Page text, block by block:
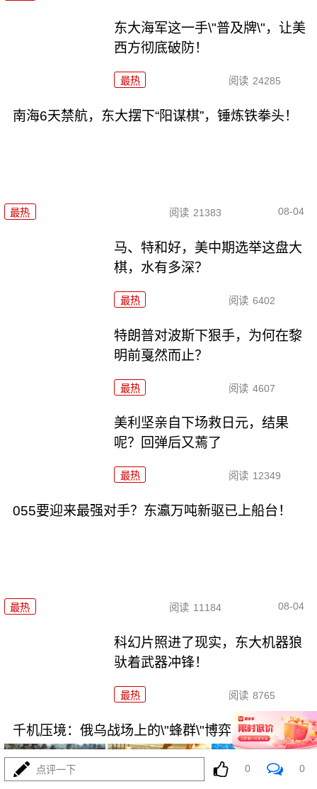
东大海军这一手\"普及牌\"，让美
西方彻底破防！
最热 阅读 24285
南海6天禁航，东大摆下“阳谋棋”，锤炼铁拳头！
最热 阅读 21383 08-04
马、特和好，美中期选举这盘大
棋，水有多深？
最热 阅读 6402
特朗普对波斯下狠手，为何在黎
明前戛然而止？
最热 阅读 4607
美利坚亲自下场救日元，结果
呢？回弹后又蔫了
最热 阅读 12349
055要迎来最强对手？东瀛万吨新驱已上船台！
最热 阅读 11184 08-04
科幻片照进了现实，东大机器狼
驮着武器冲锋！
最热 阅读 8765
千机压境：俄乌战场上的\"蜂群\"博弈与东大启示
点评一下 0 0